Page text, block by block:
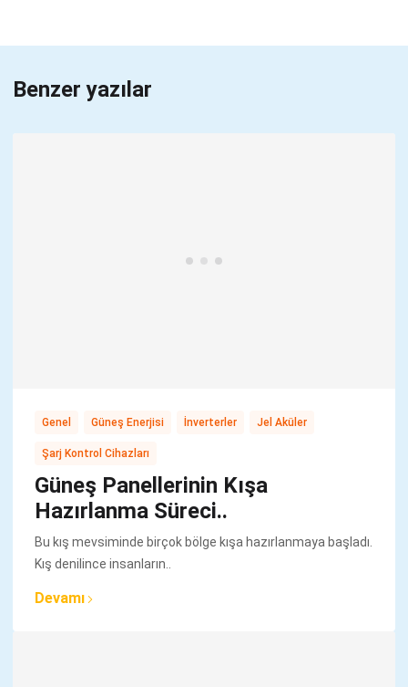
Benzer yazılar
Genel Güneş Enerjisi İnverterler Jel Aküler
Şarj Kontrol Cihazları
Güneş Panellerinin Kışa
Hazırlanma Süreci..
Bu kış mevsiminde birçok bölge kışa hazırlanmaya başladı.
Kış denilince insanların..
Devamı